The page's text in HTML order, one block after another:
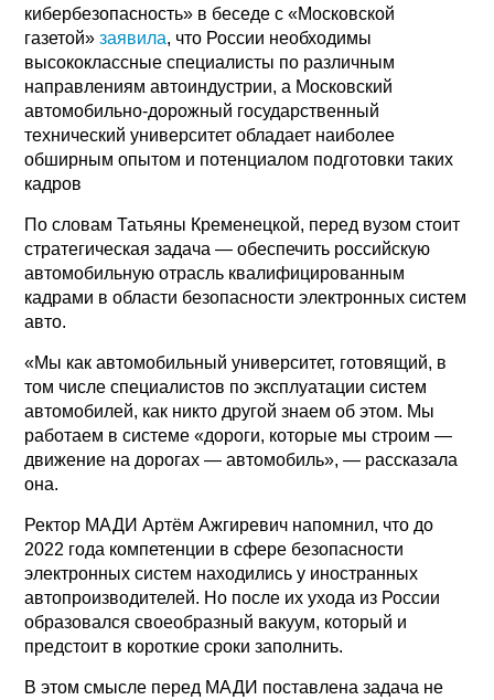
кибербезопасность» в беседе с «Московской
газетой»заявила, что России необходимы
высококлассные специалисты по различным
направлениям автоиндустрии, а Московский
автомобильно-дорожный государственный
технический университет обладает наиболее
обширным опытом и потенциалом подготовки таких
кадров
По словам Татьяны Кременецкой, перед вузом стоит
стратегическая задача — обеспечить российскую
автомобильную отрасль квалифицированным
кадрами в области безопасности электронных систем
авто.
«Мы как автомобильный университет, готовящий, в
том числе специалистов по эксплуатации систем
автомобилей, как никто другой знаем об этом. Мы
работаем в системе «дороги, которые мы строим —
движение на дорогах — автомобиль», — рассказала
она.
Ректор МАДИ Артём Ажгиревич напомнил, что до
2022 года компетенции в сфере безопасности
электронных систем находились у иностранных
автопроизводителей. Но после их ухода из России
образовался своеобразный вакуум, который и
предстоит в короткие сроки заполнить.
В этом смысле перед МАДИ поставлена задача не